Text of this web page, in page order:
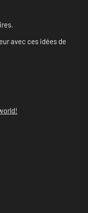
avec ces idées de